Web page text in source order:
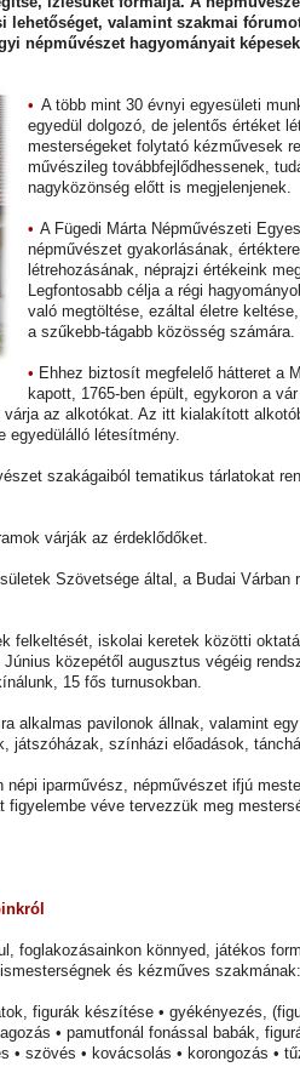
lehetőséget, valamint szakmai
népművészet hagyományait
• A több mint 30 évnyi egyesületi
egyedül dolgozó, de jelentős értéket
mesterségeket folytató kézművesek
művészileg továbbfejlődhessenek,
nagyközönség előtt is megjelenjenek.
• A Fügedi Márta Népművészeti
népművészet gyakorlásának,
létrehozásának, néprajzi értékeink
Legfontosabb célja a régi
való megtöltése, ezáltal életre
a szűkebb‑tágabb közösség számára.
• Ehhez biztosít megfelelő hátteret a
kapott, 1765-ben épült, egykoron a
az alkotókat. Az itt kialakított
egyedülálló létesítmény.
szakágaiból tematikus tárlatokat
várják az érdeklődőket.
Szövetsége által, a Budai Várban
felkeltését, iskolai keretek közötti
közepétől augusztus végéig
15 fős turnusokban.
alkalmas pavilonok állnak, valamint
játszóházak, színházi előadások,
iparművész, népművészet ifjú
véve tervezzük meg
foglakozásainkon könnyed, játékos
és kézműves szakmának:
figurák készítése • gyékényezés,
• pamutfonál fonással babák,
szövés • kovácsolás • korongozás •